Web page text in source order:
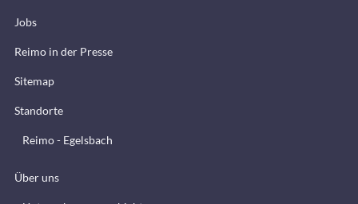
Jobs
Reimo in der Presse
Sitemap
Standorte
Reimo - Egelsbach
Über uns